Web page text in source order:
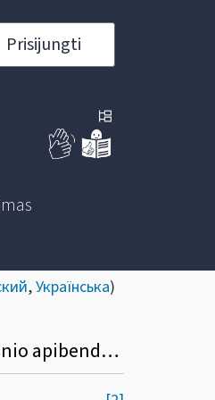
Prisijungti
,Українська)
Dėl Lietuvos Respublikos gyventojų pajamų mokesčio įstatymo 2 str. 9, 14 ir 15 dalių ir šio įstatymo 38 straipsnio apibendrintų paaiškinimų (komentarų) atnaujinimo